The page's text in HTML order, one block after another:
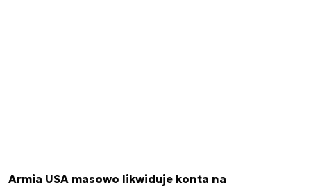
Armia USA masowo likwiduje konta na